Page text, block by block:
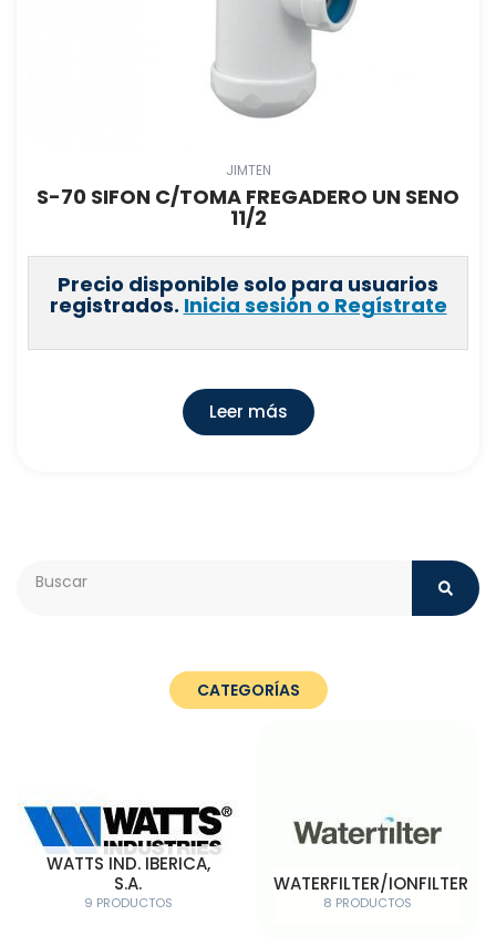
JIMTEN
S-70 SIFON C/TOMA FREGADERO UN SENO
11/2
Precio disponible solo para usuarios
registrados. Inicia sesión o Regístrate
Leer más
CATEGORÍAS
WATTS IND. IBERICA,
S.A.
9 PRODUCTOS
WATERFILTER/IONFILTER
8 PRODUCTOS